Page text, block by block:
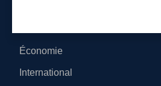
Économie
International